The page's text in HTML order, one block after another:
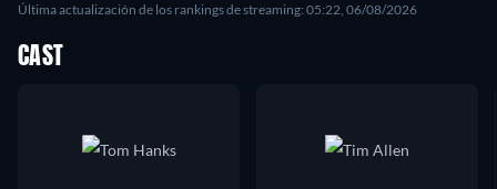
Última actualización de los rankings de streaming: 05:22, 06/08/2026
CAST